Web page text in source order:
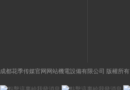
成都花季传媒官网网站機電設備有限公司 版權所有